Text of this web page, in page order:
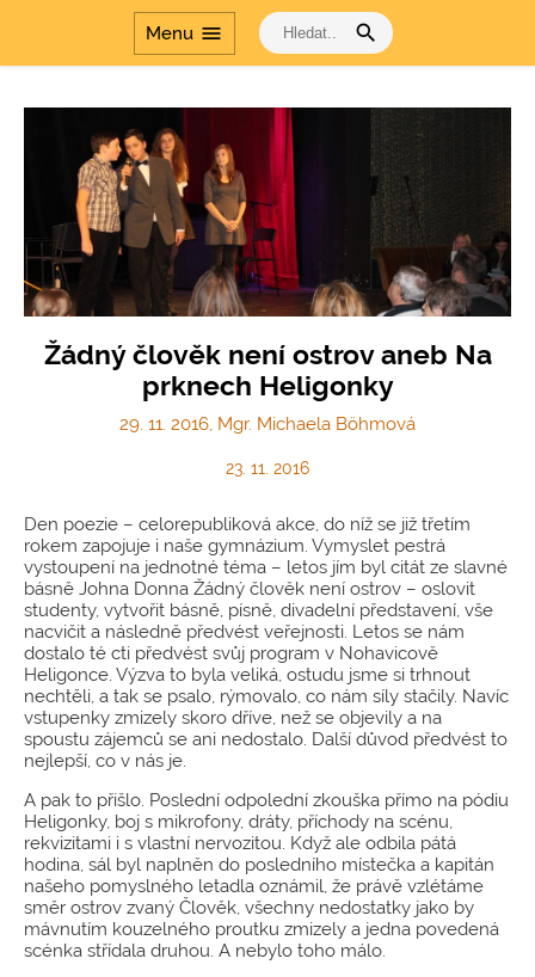
Menu menu search
Žádný člověk není ostrov aneb Na
prknech Heligonky
29. 11. 2016, Mgr. Michaela Böhmová
23. 11. 2016
Den poezie – celorepubliková akce, do níž se již třetím
rokem zapojuje i naše gymnázium. Vymyslet pestrá
vystoupení na jednotné téma – letos jím byl citát ze slavné
básně Johna Donna Žádný člověk není ostrov – oslovit
studenty, vytvořit básně, písně, divadelní představení, vše
nacvičit a následně předvést veřejnosti. Letos se nám
dostalo té cti předvést svůj program v Nohavicově
Heligonce. Výzva to byla veliká, ostudu jsme si trhnout
nechtěli, a tak se psalo, rýmovalo, co nám síly stačily. Navíc
vstupenky zmizely skoro dříve, než se objevily a na
spoustu zájemců se ani nedostalo. Další důvod předvést to
nejlepší, co v nás je.
A pak to přišlo. Poslední odpolední zkouška přímo na pódiu
Heligonky, boj s mikrofony, dráty, příchody na scénu,
rekvizitami i s vlastní nervozitou. Když ale odbila pátá
hodina, sál byl naplněn do posledního místečka a kapitán
našeho pomyslného letadla oznámil, že právě vzlétáme
směr ostrov zvaný Člověk, všechny nedostatky jako by
mávnutím kouzelného proutku zmizely a jedna povedená
scénka střídala druhou. A nebylo toho málo.